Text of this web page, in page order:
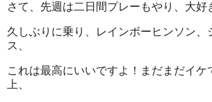
さて、先週は二日間プレーもやり、大好
久しぶりに乗り、レインボーヒンソン、
ス、
これは最高にいいですよ！まだまだイケ
上、